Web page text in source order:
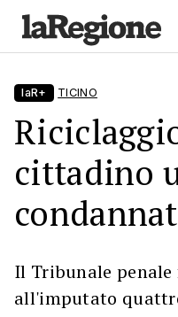
laR+ TICINO
cittadino
Il Tribunale
all'imputato